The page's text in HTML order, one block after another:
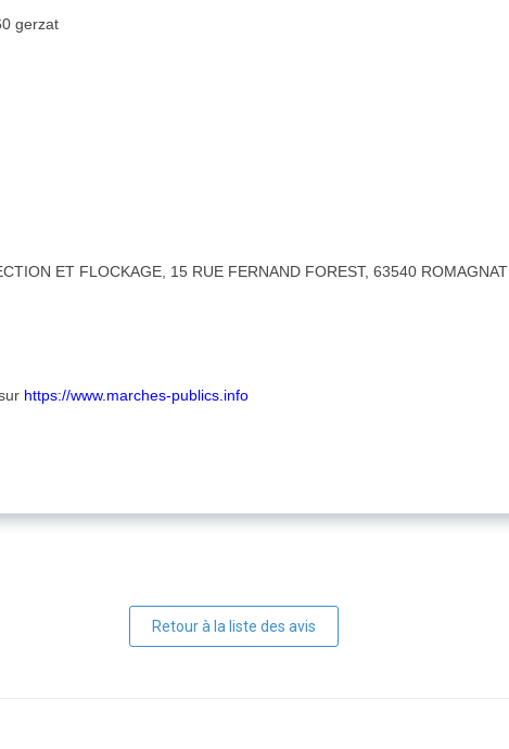
gerzat
ET FLOCKAGE, 15 RUE FERNAND FOREST, 63540 ROMAGNAT
https://www.marches-publics.info
Retour à la liste des avis